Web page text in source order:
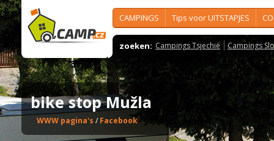
CAMPINGS Tips voor UITSTAPJES
zoeken: Campings Tsjechië Campings
bike stop Mužla
WWW pagina's / Facebook